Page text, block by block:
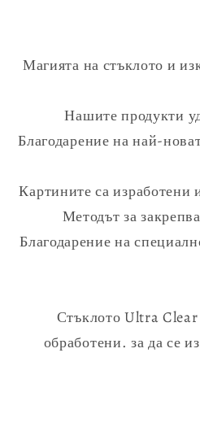
Магията на стъклото и
Нашите продукти
Благодарение на най-
Картините са изработени
Методът за
Благодарение на
Стъклото Ultra Clear
обработени. за да се